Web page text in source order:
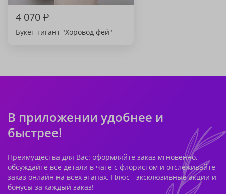
4 070₽
Букет-гигант "Хоровод фей"
В приложении удобнее и
быстрее!
Преимущества для Вас: оформляйте заказ мгновенно,
обсуждайте все детали в чате с флористом и отслеживайте
заказ онлайн на всех этапах. Плюс - эксклюзивные акции и
бонусы за каждый заказ!